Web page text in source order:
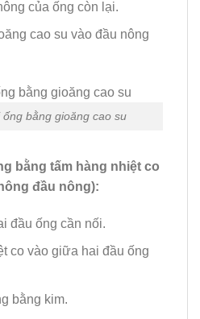
của ống còn lại.
cao su vào đầu nông
bằng gioăng cao su
bằng tấm hàng nhiệt co
đầu nông):
đầu ống cần nối.
co vào giữa hai đầu ống
bằng kim.